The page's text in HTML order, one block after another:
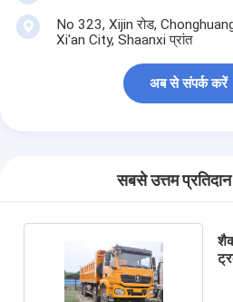
No 323, Xijin रोड,
Xi'an City, Shaanxi प्रांत
अब से संपर्क करें
सबसे उत्तम